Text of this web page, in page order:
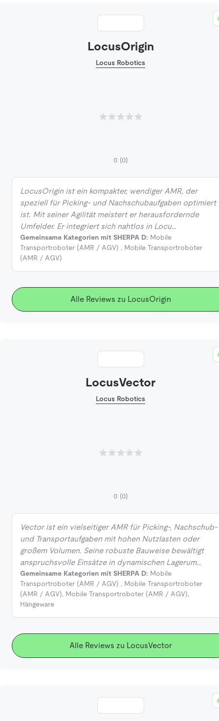
LocusOrigin
Locus Robotics
0 (0)
LocusOrigin ist ein kompakter, wendiger AMR, der
speziell für Picking- und Nachschubaufgaben optimiert
ist. Mit seiner Agilität meistert er herausfordernde
Umfelder. Er integriert sich nahtlos in Locu…
Gemeinsame Kategorien mit SHERPA D: Mobile
Transportroboter (AMR / AGV) , Mobile Transportroboter
(AMR / AGV)
Alle Reviews zu LocusOrigin
LocusVector
Locus Robotics
0 (0)
Vector ist ein vielseitiger AMR für Picking-, Nachschub-
und Transportaufgaben mit hohen Nutzlasten oder
großem Volumen. Seine robuste Bauweise bewältigt
anspruchsvolle Einsätze in dynamischen Lagerum…
Gemeinsame Kategorien mit SHERPA D: Mobile
Transportroboter (AMR / AGV) , Mobile Transportroboter
(AMR / AGV), Mobile Transportroboter (AMR / AGV),
Hängeware
Alle Reviews zu LocusVector